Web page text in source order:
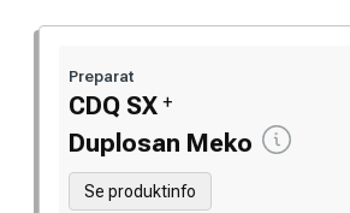
Preparat
CDQ SX +
Duplosan Meko
Se produktinfo